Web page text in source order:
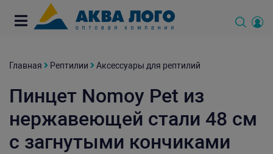
Главная Рептилии Аксессуары для рептилий
Пинцет Nomoy Pet из
нержавеющей стали 48 см
с загнутыми кончиками